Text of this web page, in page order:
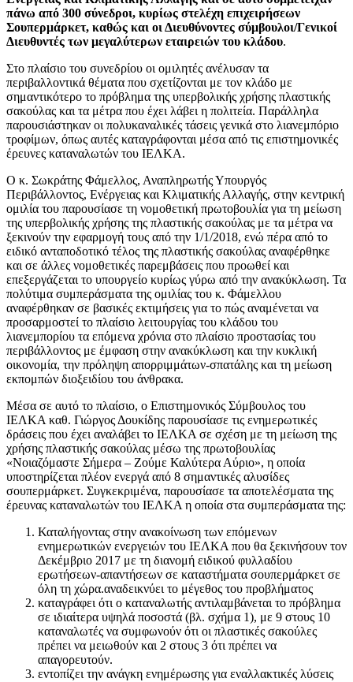
πάνω από 300 σύνεδροι, κυρίως στελέχη επιχειρήσεων
Σουπερμάρκετ, καθώς και οι Διευθύνοντες σύμβουλοι/Γενικοί
Διευθυντές των μεγαλύτερων εταιρειών του κλάδου.
Στο πλαίσιο του συνεδρίου οι ομιλητές ανέλυσαν τα
περιβαλλοντικά θέματα που σχετίζονται με τον κλάδο με
σημαντικότερο το πρόβλημα της υπερβολικής χρήσης πλαστικής
σακούλας και τα μέτρα που έχει λάβει η πολιτεία. Παράλληλα
παρουσιάστηκαν οι πολυκαναλικές τάσεις γενικά στο λιανεμπόριο
τροφίμων, όπως αυτές καταγράφονται μέσα από τις επιστημονικές
έρευνες καταναλωτών του ΙΕΛΚΑ.
Ο κ. Σωκράτης Φάμελλος, Αναπληρωτής Υπουργός
Περιβάλλοντος, Ενέργειας και Κλιματικής Αλλαγής, στην κεντρική
ομιλία του παρουσίασε τη νομοθετική πρωτοβουλία για τη μείωση
της υπερβολικής χρήσης της πλαστικής σακούλας με τα μέτρα να
ξεκινούν την εφαρμογή τους από την 1/1/2018, ενώ πέρα από το
ειδικό ανταποδοτικό τέλος της πλαστικής σακούλας αναφέρθηκε
και σε άλλες νομοθετικές παρεμβάσεις που προωθεί και
επεξεργάζεται το υπουργείο κυρίως γύρω από την ανακύκλωση. Τα
πολύτιμα συμπεράσματα της ομιλίας του κ. Φάμελλου
αναφέρθηκαν σε βασικές εκτιμήσεις για το πώς αναμένεται να
προσαρμοστεί το πλαίσιο λειτουργίας του κλάδου του
λιανεμπορίου τα επόμενα χρόνια στο πλαίσιο προστασίας του
περιβάλλοντος με έμφαση στην ανακύκλωση και την κυκλική
οικονομία, την πρόληψη απορριμμάτων-σπατάλης και τη μείωση
εκπομπών διοξειδίου του άνθρακα.
Μέσα σε αυτό το πλαίσιο, ο Επιστημονικός Σύμβουλος του
ΙΕΛΚΑ καθ. Γιώργος Δουκίδης παρουσίασε τις ενημερωτικές
δράσεις που έχει αναλάβει το ΙΕΛΚΑ σε σχέση με τη μείωση της
χρήσης πλαστικής σακούλας μέσω της πρωτοβουλίας
«Νοιαζόμαστε Σήμερα – Ζούμε Καλύτερα Αύριο», η οποία
υποστηρίζεται πλέον ενεργά από 8 σημαντικές αλυσίδες
σουπερμάρκετ. Συγκεκριμένα, παρουσίασε τα αποτελέσματα της
έρευνας καταναλωτών του ΙΕΛΚΑ η οποία στα συμπεράσματα της:
Καταλήγοντας στην ανακοίνωση των επόμενων
ενημερωτικών ενεργειών του ΙΕΛΚΑ που θα ξεκινήσουν τον
Δεκέμβριο 2017 με τη διανομή ειδικού φυλλαδίου
ερωτήσεων-απαντήσεων σε καταστήματα σουπερμάρκετ σε
όλη τη χώρα.αναδεικνύει το μέγεθος του προβλήματος
καταγράφει ότι ο καταναλωτής αντιλαμβάνεται το πρόβλημα
σε ιδιαίτερα υψηλά ποσοστά (βλ. σχήμα 1), με 9 στους 10
καταναλωτές να συμφωνούν ότι οι πλαστικές σακούλες
πρέπει να μειωθούν και 2 στους 3 ότι πρέπει να
απαγορευτούν.
εντοπίζει την ανάγκη ενημέρωσης για εναλλακτικές λύσεις